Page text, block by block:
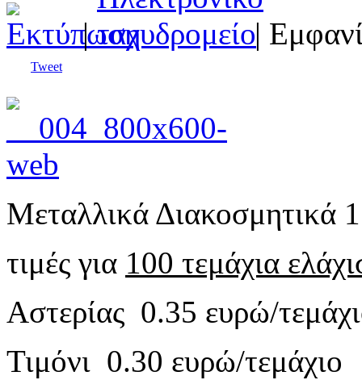
| |
Tweet
Μεταλλικά Διακοσμητικά
τιμές για 100 τεμάχια
Αστερίας 0.35 ευρώ/
Τιμόνι 0.30 ευρώ/τεμάχιο